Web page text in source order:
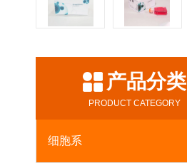
产品分类
PRODUCT CATEGORY
细胞系